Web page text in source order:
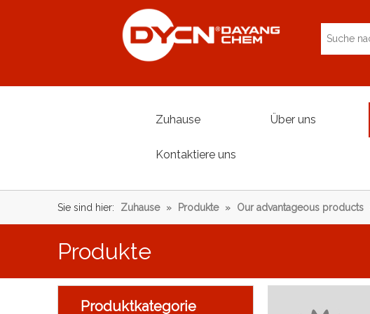
Zuhause Über uns
Kontaktiere uns
Sie sind hier: Zuhause » Produkte » Our advantageous products
Produkte
Produktkategorie